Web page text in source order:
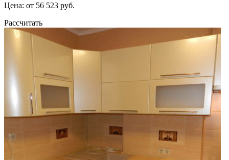
Цена: от 56 523 руб.
Рассчитать